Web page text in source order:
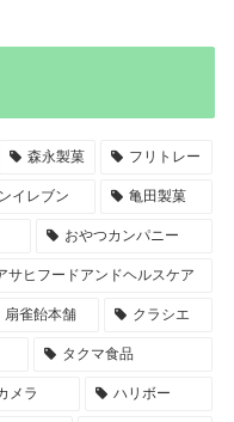
森永製菓 フリトレー
イレブン 亀田製菓
おやつカンパニー
サヒフードアンドヘルスケア
扇雀飴本舗 クラシエ
タクマ食品
メラ ハリボー